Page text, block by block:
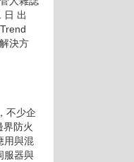
日 出
決方
不少企
界防火
用與混
服器與